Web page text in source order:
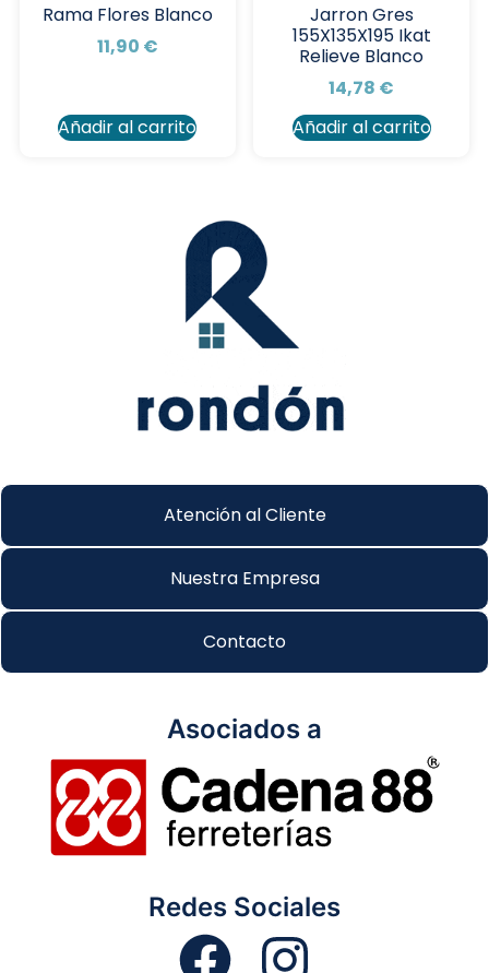
Rama Flores Blanco
11,90 €
Añadir al carrito
Jarron Gres
155X135X195 Ikat
Relieve Blanco
14,78 €
Añadir al carrito
Atención al Cliente
Nuestra Empresa
Contacto
Asociados a
Redes Sociales